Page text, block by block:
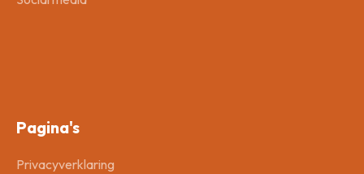
Pagina's
Privacyverklaring